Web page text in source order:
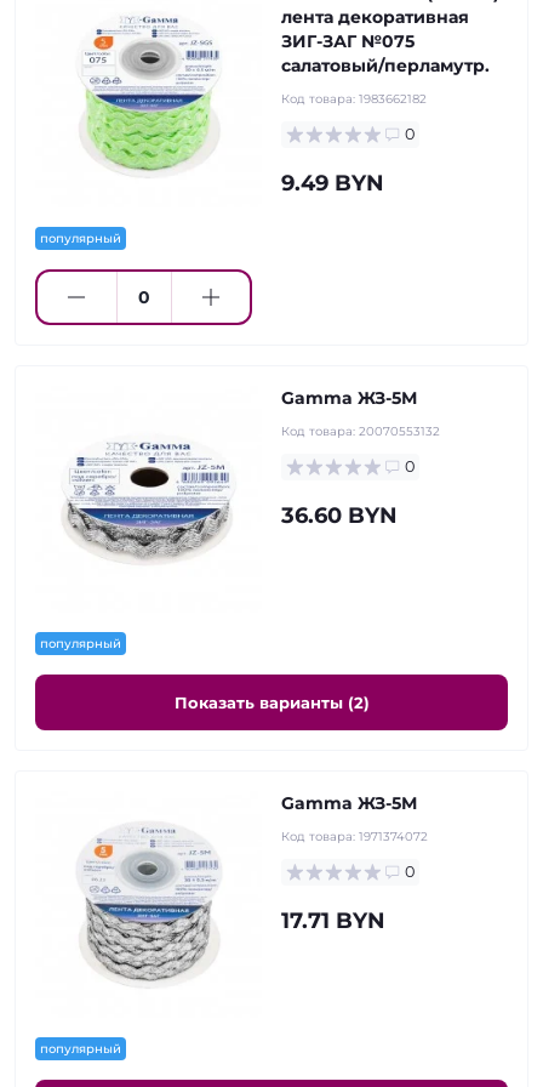
популярный
лента декоративная
ЗИГ-ЗАГ №075
салатовый/перламутр.
Код товара: 1983662182
0
9.49 BYN
популярный
Gamma ЖЗ-5М
Код товара: 20070553132
0
36.60 BYN
Показать варианты (2)
популярный
Gamma ЖЗ-5М
Код товара: 1971374072
0
17.71 BYN